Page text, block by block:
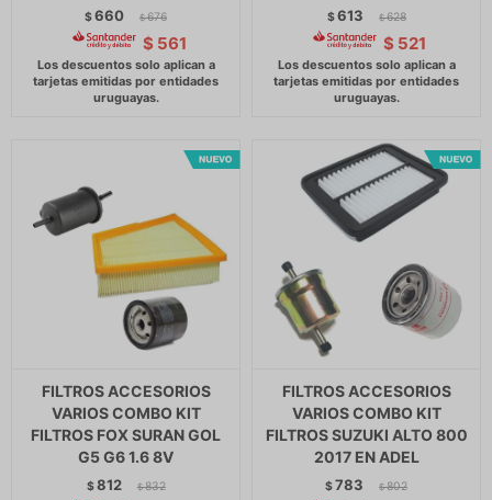
$660 $ 676
$ 561
$613 $ 628
$ 521
FILTROS ACCESORIOS
VARIOS COMBO KIT
FILTROS FOX SURAN GOL
G5 G6 1.6 8V
$812 $ 832
FILTROS ACCESORIOS
VARIOS COMBO KIT
FILTROS SUZUKI ALTO 800
2017 EN ADEL
$783 $ 802